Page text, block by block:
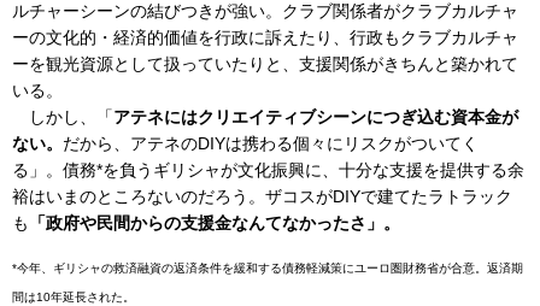
ルチャーシーンの結びつきが強い。クラブ関係者がクラブカルチャ
ーの文化的・経済的価値を行政に訴えたり、行政もクラブカルチャ
ーを観光資源として扱っていたりと、支援関係がきちんと築かれて
いる。
しかし、「アテネにはクリエイティブシーンにつぎ込む資本金が
ない。 だから、アテネのDIYは携わる個々にリスクがついてく
る」。債務*を負うギリシャが文化振興に、十分な支援を提供する余
裕はいまのところないのだろう。ザコスがDIYで建てたラトラック
も
「政府や民間からの支援金なんてなかったさ」。
*今年、ギリシャの救済融資の返済条件を緩和する債務軽減策にユーロ圏財務省が合意。返済期
間は10年延長された。